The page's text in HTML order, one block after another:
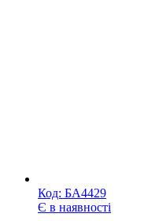
Код: БА4429
Є в наявності